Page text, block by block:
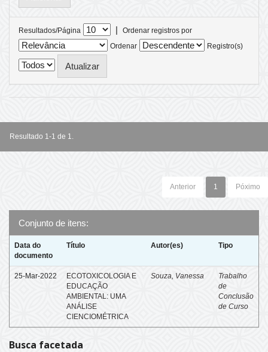
Resultados/Página |
Ordenar registros por
Ordenar
Registro(s)
Resultado 1-1 de 1.
Anterior 1 Póximo
Conjunto de itens:
Data do
documento
Título Autor(es) Tipo
25-Mar-2022
ECOTOXICOLOGIA E
EDUCAÇÃO
AMBIENTAL: UMA
ANÁLISE
CIENCIOMÉTRICA
Souza, Vanessa
Trabalho
de
Conclusão
de Curso
Busca facetada